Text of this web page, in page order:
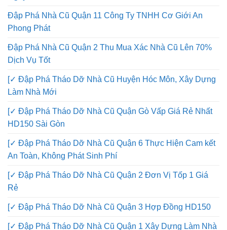
Đập Phá Nhà Cũ Quận 11 Công Ty TNHH Cơ Giới An
Phong Phát
Đập Phá Nhà Cũ Quận 2 Thu Mua Xác Nhà Cũ Lên 70%
Dịch Vụ Tốt
[✓ Đập Phá Tháo Dỡ Nhà Cũ Huyện Hóc Môn, Xây Dựng
Làm Nhà Mới
[✓ Đập Phá Tháo Dỡ Nhà Cũ Quận Gò Vấp Giá Rẻ Nhất
HD150 Sài Gòn
[✓ Đập Phá Tháo Dỡ Nhà Cũ Quận 6 Thực Hiện Cam kết
An Toàn, Không Phát Sinh Phí
[✓ Đập Phá Tháo Dỡ Nhà Cũ Quận 2 Đơn Vị Tốp 1 Giá
Rẻ
[✓ Đập Phá Tháo Dỡ Nhà Cũ Quận 3 Hợp Đồng HD150
[✓ Đập Phá Tháo Dỡ Nhà Cũ Quận 1 Xây Dựng Làm Nhà